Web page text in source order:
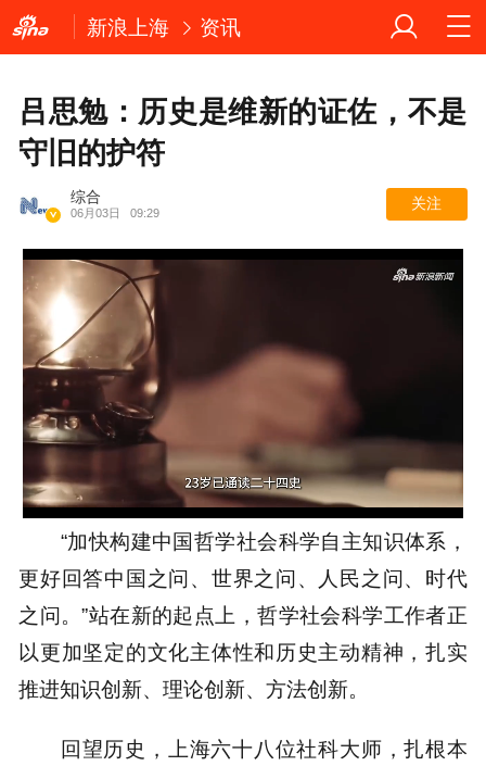
新浪上海 资讯
吕思勉：历史是维新的证佐，不是
守旧的护符
综合
06月03日 09:29
关注
20.64%
“加快构建中国哲学社会科学自主知识体系，
更好回答中国之问、世界之问、人民之问、时代
之问。”站在新的起点上，哲学社会科学工作者正
以更加坚定的文化主体性和历史主动精神，扎实
推进知识创新、理论创新、方法创新。
回望历史，上海六十八位社科大师，扎根本